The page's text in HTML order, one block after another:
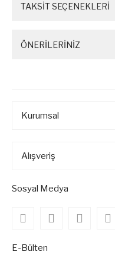
TAKSİT SEÇENEKLERİ
ÖNERİLERİNİZ
Kurumsal
Alışveriş
Sosyal Medya
E-Bülten